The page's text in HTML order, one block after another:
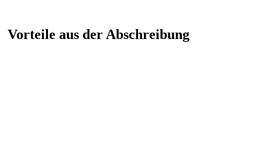
Vorteile aus der Abschreibung